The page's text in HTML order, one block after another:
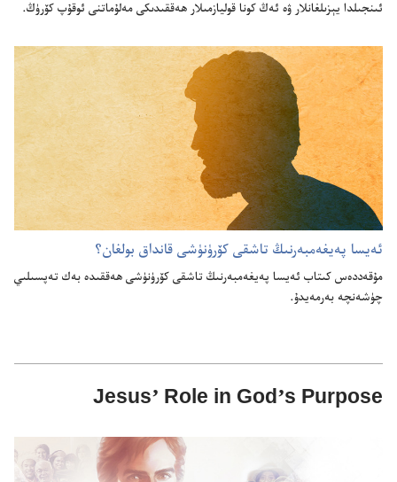
ئىنجىلدا يېزىلغانلار ۋە ئە‌ڭ كونا قوليازمىلار ھە‌ققىدىكى مە‌لۇ‌ماتنى ئوقۇ‌پ كۆ‌رۈ‌ڭ.‏
ئە‌يسا پە‌يغە‌مبە‌رنىڭ تاشقى كۆرۈنۈشى قانداق بولغان؟‏
مۇ‌قە‌ددە‌س كىتاب ئە‌يسا پە‌يغە‌مبە‌رنىڭ تاشقى كۆرۈنۈشى ھە‌ققىدە بە‌ك تە‌پسىلىي
چۈشە‌نچە بە‌رمە‌يدۇ.‏
Jesus’ Role in God’s Purpose